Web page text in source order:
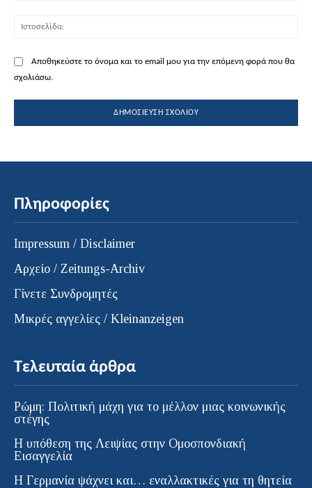
Αποθηκεύστε το όνομα και το email μου για την επόμενη φορά που θα
σχολιάσω.
Πληροφορίες
Impressum / Disclaimer
Αρχείο / Zeitungs-Archiv
Γίνετε Συνδρομητές
Μικρές αγγελίες / Kleinanzeigen
Τελευταία άρθρα
Ρώμη: Πολιτική μάχη για το μέλλον μιας κοινωνικής
στέγης
Η υπόθεση της Λειψίας στην Ομοσπονδιακή
Εισαγγελία
H Γερμανία ψάχνει και… εναλλακτικές για τη θητεία